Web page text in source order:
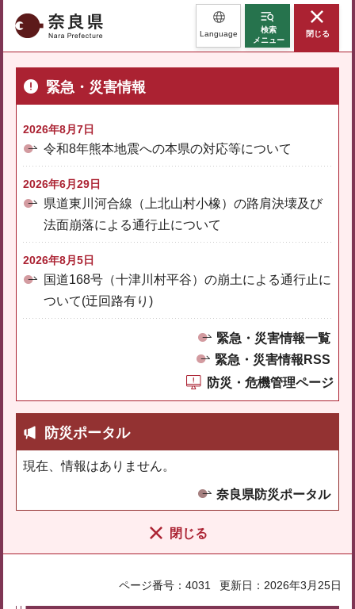
奈良県 Language
検索
メニュー
閉じる
緊急・災害情報
2026年8月7日
令和8年熊本地震への本県の対応等について
2026年6月29日
県道東川河合線（上北山村小橡）の路肩決壊及び
法面崩落による通行止について
2026年8月5日
国道168号（十津川村平谷）の崩土による通行止に
ついて(迂回路有り)
緊急・災害情報一覧
緊急・災害情報RSS
防災・危機管理ページ
防災ポータル
現在、情報はありません。
奈良県防災ポータル
閉じる
ページ番号：4031 更新日：2026年3月25日